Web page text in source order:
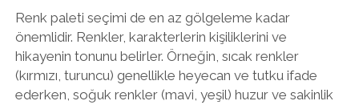
Renk paleti seçimi de en az gölgeleme kadar
önemlidir. Renkler, karakterlerin kişiliklerini ve
hikayenin tonunu belirler. Örneğin, sıcak renkler
(kırmızı, turuncu) genellikle heyecan ve tutku ifade
ederken, soğuk renkler (mavi, yeşil) huzur ve sakinlik